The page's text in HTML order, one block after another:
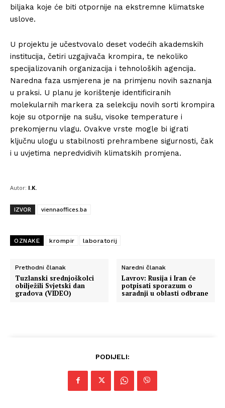
biljaka koje će biti otpornije na ekstremne klimatske
uslove.
U projektu je učestvovalo deset vodećih akademskih
institucija, četiri uzgajivača krompira, te nekoliko
specijalizovanih organizacija i tehnoloških agencija.
Naredna faza usmjerena je na primjenu novih saznanja
u praksi. U planu je korištenje identificiranih
molekularnih markera za selekciju novih sorti krompira
koje su otpornije na sušu, visoke temperature i
prekomjernu vlagu. Ovakve vrste mogle bi igrati
ključnu ulogu u stabilnosti prehrambene sigurnosti, čak
i u uvjetima nepredvidivih klimatskih promjena.
Autor: I.K.
IZVOR viennaoffices.ba
OZNAKE krompir laboratorij
Prethodni članak
Tuzlanski srednjoškolci
obilježili Svjetski dan
gradova (VIDEO)
Naredni članak
Lavrov: Rusija i Iran će
potpisati sporazum o
saradnji u oblasti odbrane
PODIJELI: